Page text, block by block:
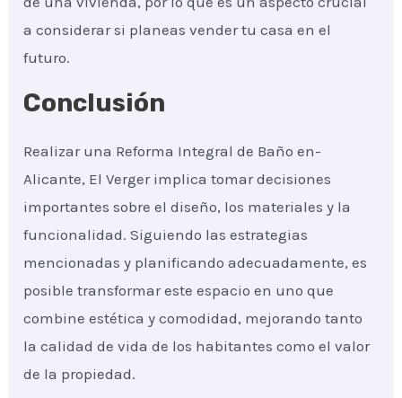
a considerar si planeas vender tu casa en el
futuro.
Conclusión
Realizar una Reforma Integral de Baño en-
Alicante, El Verger implica tomar decisiones
importantes sobre el diseño, los materiales y la
funcionalidad. Siguiendo las estrategias
mencionadas y planificando adecuadamente, es
posible transformar este espacio en uno que
combine estética y comodidad, mejorando tanto
la calidad de vida de los habitantes como el valor
de la propiedad.